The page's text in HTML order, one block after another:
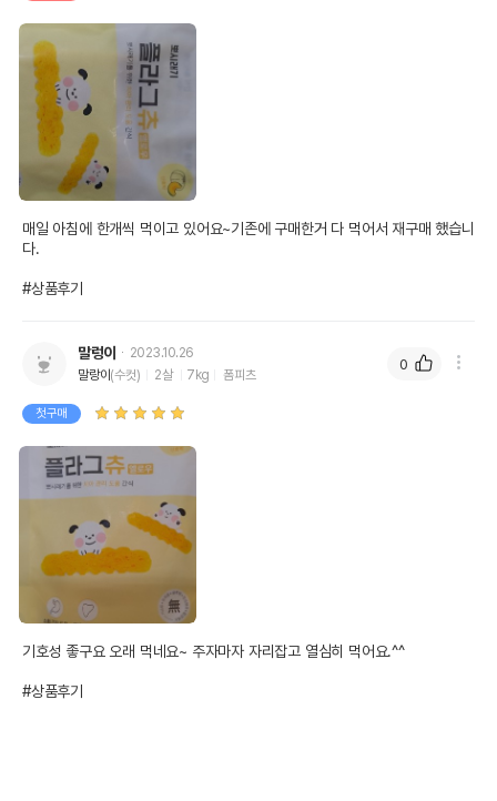
매일 아침에 한개씩 먹이고 있어요~기존에 구매한거 다 먹어서 재구매 했습니
다.
#상품후기
말렁이
2023.10.26
말랑이 (수컷) 2살 7kg 폼피츠
첫구매
기호성 좋구요 오래 먹네요~ 주자마자 자리잡고 열심히 먹어요.^^
#상품후기
0